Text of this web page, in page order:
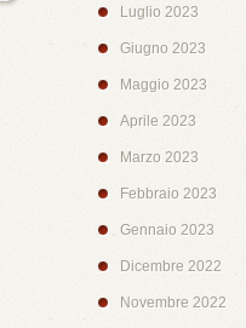
Luglio 2023
Giugno 2023
Maggio 2023
Aprile 2023
Marzo 2023
Febbraio 2023
Gennaio 2023
Dicembre 2022
Novembre 2022